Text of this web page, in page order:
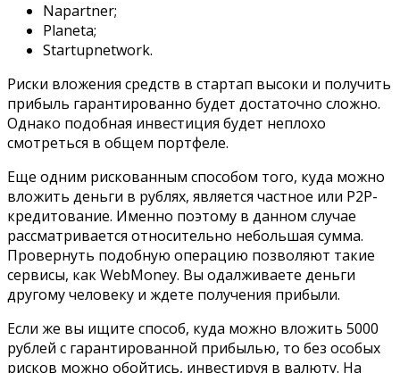
Napartner;
Planeta;
Startupnetwork.
Риски вложения средств в стартап высоки и получить
прибыль гарантированно будет достаточно сложно.
Однако подобная инвестиция будет неплохо
смотреться в общем портфеле.
Еще одним рискованным способом того, куда можно
вложить деньги в рублях, является частное или P2P-
кредитование. Именно поэтому в данном случае
рассматривается относительно небольшая сумма.
Провернуть подобную операцию позволяют такие
сервисы, как WebMoney. Вы одалживаете деньги
другому человеку и ждете получения прибыли.
Если же вы ищите способ, куда можно вложить 5000
рублей с гарантированной прибылью, то без особых
рисков можно обойтись, инвестируя в валюту. На